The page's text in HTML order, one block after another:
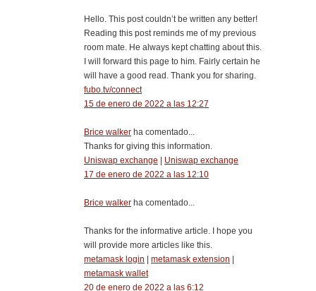
Hello. This post couldn’t be written any better!
Reading this post reminds me of my previous
room mate. He always kept chatting about this.
I will forward this page to him. Fairly certain he
will have a good read. Thank you for sharing.
fubo.tv/connect
15 de enero de 2022 a las 12:27
Brice walker ha comentado...
Thanks for giving this information.
Uniswap exchange | Uniswap exchange
17 de enero de 2022 a las 12:10
Brice walker ha comentado...
Thanks for the informative article. I hope you
will provide more articles like this.
metamask login | metamask extension |
metamask wallet
20 de enero de 2022 a las 6:12